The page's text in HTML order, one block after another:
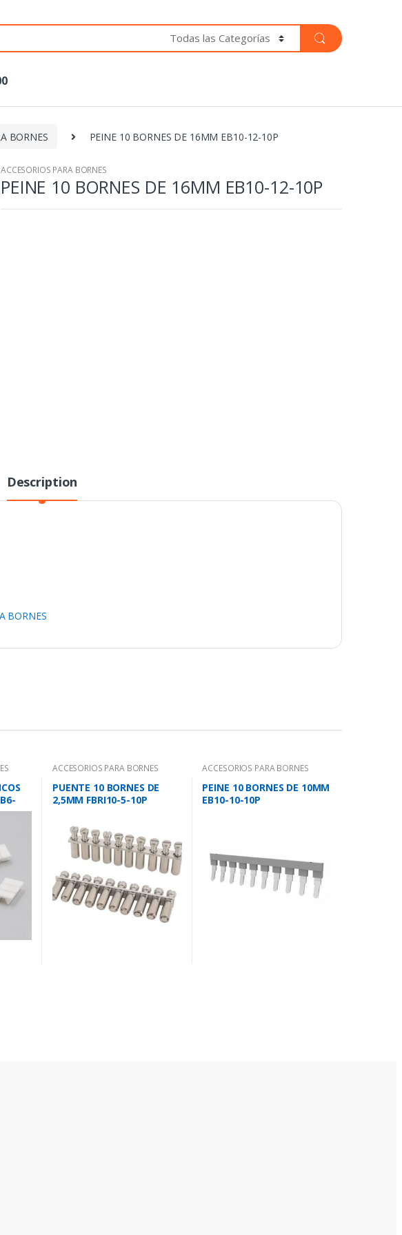
BORNES PEINE 10 BORNES DE 16MM EB10-12-10P
ACCESORIOS PARA BORNES
PEINE 10 BORNES DE 16MM EB10-12-10P
Description
BORNES
ACCESORIOS PARA BORNES
PUENTE 10 BORNES DE
2,5MM FBRI10-5-10P
ACCESORIOS PARA BORNES
PEINE 10 BORNES DE 10MM
EB10-10-10P